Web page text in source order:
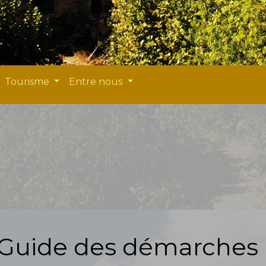
Tourisme Entre nous
des démarches